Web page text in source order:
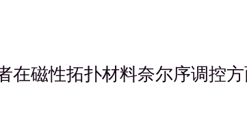
在磁性拓扑材料奈尔序调控